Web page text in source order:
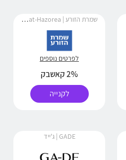
שמרת הזורע | Shomrat-Hazorea
לפרטים נוספים
2% קאשבק
לקנייה
GADE | ג'ייד